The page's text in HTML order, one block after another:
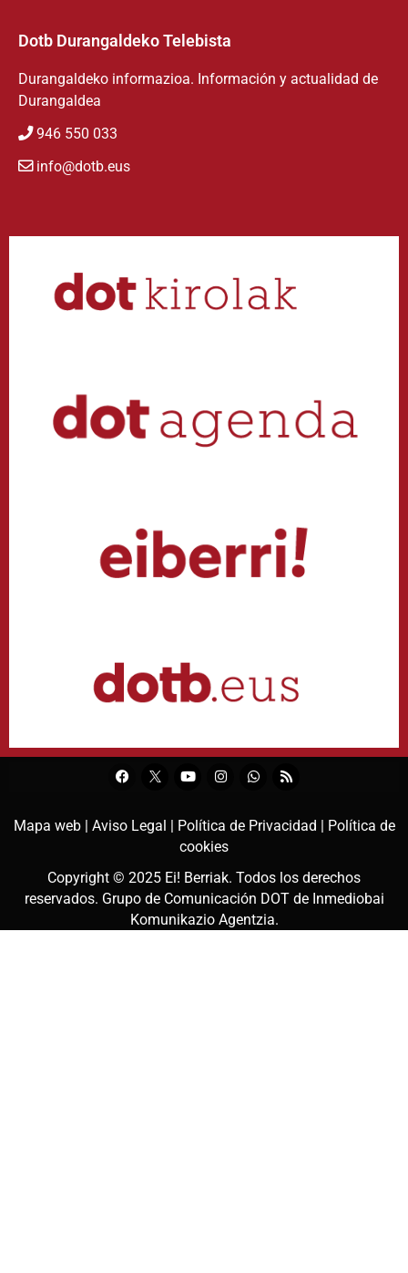
Dotb Durangaldeko Telebista
Durangaldeko informazioa. Información y actualidad de
Durangaldea
946 550 033
info@dotb.eus
Mapa web | Aviso Legal | Política de Privacidad | Política de
cookies
Copyright © 2025 Ei! Berriak. Todos los derechos
reservados. Grupo de Comunicación DOT de Inmediobai
Komunikazio Agentzia.